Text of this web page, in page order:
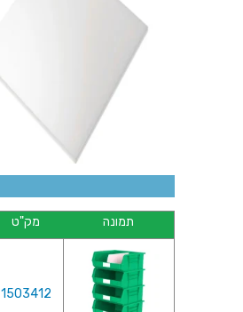
תמונה מק"ט
1503412